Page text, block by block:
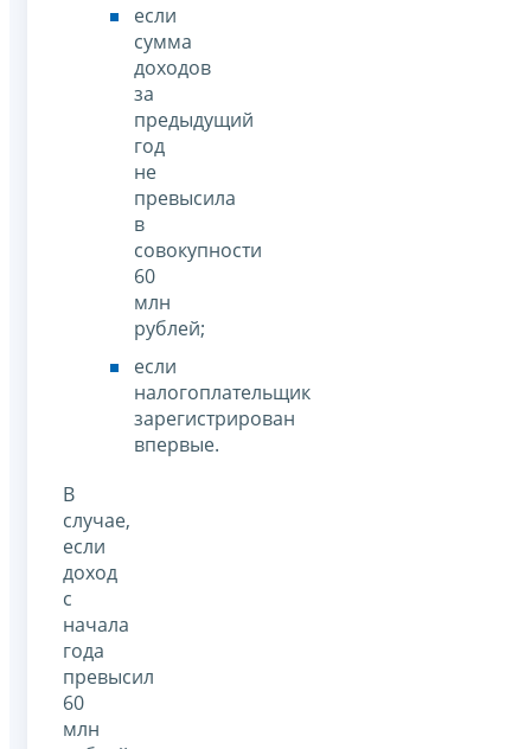
если
сумма
доходов
за
предыдущий
год
не
превысила
в
совокупности
60
млн
рублей;
если
налогоплательщик
зарегистрирован
впервые.
В
случае,
если
доход
с
начала
года
превысил
60
млн